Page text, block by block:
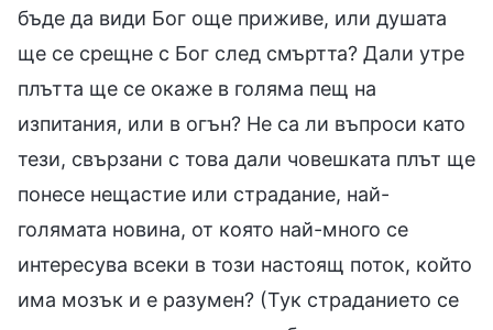
бъде да види Бог още приживе, или душата
ще се срещне с Бог след смъртта? Дали утре
плътта ще се окаже в голяма пещ на
изпитания, или в огън? Не са ли въпроси като
тези, свързани с това дали човешката плът ще
понесе нещастие или страдание, най-
голямата новина, от която най-много се
интересува всеки в този настоящ поток, който
има мозък и е разумен? (Тук страданието се